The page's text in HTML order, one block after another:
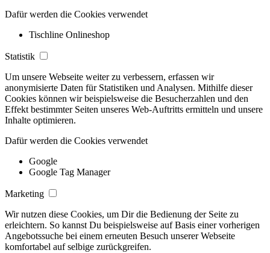
Dafür werden die Cookies verwendet
Tischline Onlineshop
Statistik
Um unsere Webseite weiter zu verbessern, erfassen wir
anonymisierte Daten für Statistiken und Analysen. Mithilfe dieser
Cookies können wir beispielsweise die Besucherzahlen und den
Effekt bestimmter Seiten unseres Web-Auftritts ermitteln und unsere
Inhalte optimieren.
Dafür werden die Cookies verwendet
Google
Google Tag Manager
Marketing
Wir nutzen diese Cookies, um Dir die Bedienung der Seite zu
erleichtern. So kannst Du beispielsweise auf Basis einer vorherigen
Angebotssuche bei einem erneuten Besuch unserer Webseite
komfortabel auf selbige zurückgreifen.